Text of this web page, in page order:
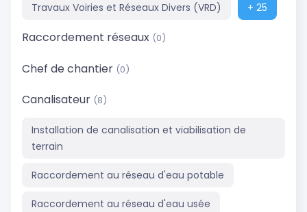
Travaux Voiries et Réseaux Divers (VRD) + 25
Raccordement réseaux (0)
Chef de chantier (0)
Canalisateur (8)
Installation de canalisation et viabilisation de
terrain
Raccordement au réseau d'eau potable
Raccordement au réseau d'eau usée